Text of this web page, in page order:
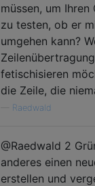
müssen, um
zu testen, ob er
umgehen kann?
fetischisieren
die Zeile, die
Raedwald
@Raedwald 2
anderes einen
erstellen und